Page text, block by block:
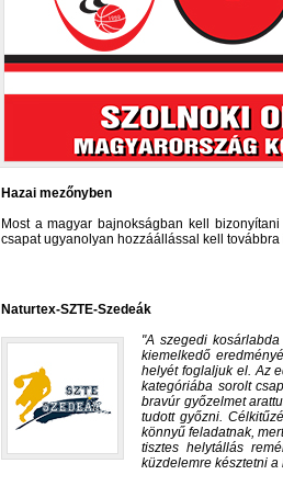
Hazai mezőnyben
Most a magyar bajnokságban kell
csapat ugyanolyan hozzáállással kell
Naturtex-SZTE-Szedeák
A szegedi
kiemelkedő
helyét foglaljuk el. Az
kategóriába sorolt
bravúr győzelmet
tudott győzni.
könnyű feladatnak,
tisztes helytállás
küzdelemre késztetni